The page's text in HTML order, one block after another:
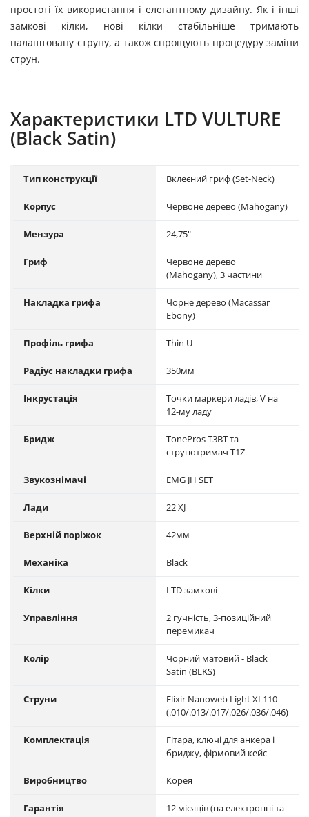
простоті їх використання і елегантному дизайну. Як і інші
замкові кілки, нові кілки стабільніше тримають
налаштовану струну, а також спрощують процедуру заміни
струн.
Характеристики LTD VULTURE
(Black Satin)
Тип конструкції Вклеєний гриф (Set-Neck)
Корпус Червоне дерево (Mahogany)
Мензура 24,75"
Гриф
Червоне дерево
(Mahogany), 3 частини
Накладка грифа
Чорне дерево (Macassar
Ebony)
Профіль грифа Thin U
Радіус накладки грифа 350мм
Інкрустація
Точки маркери ладів, V на
12-му ладу
Бридж
TonePros T3BT та
струнотримач T1Z
Звукознімачі EMG JH SET
Лади 22 XJ
Верхній поріжок 42мм
Механіка Black
Кілки LTD замкові
Управління
2 гучність, 3-позиційний
перемикач
Колір
Чорний матовий - Black
Satin (BLKS)
Струни
Elixir Nanoweb Light XL110
(.010/.013/.017/.026/.036/.046)
Комплектація
Гітара, ключі для анкера і
бриджу, фірмовий кейс
Виробництво Корея
Гарантія
12 місяців (на електронні та